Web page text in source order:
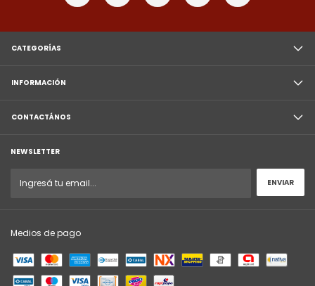
CATEGORÍAS
INFORMACIÓN
CONTACTÁNOS
NEWSLETTER
Medios de pago